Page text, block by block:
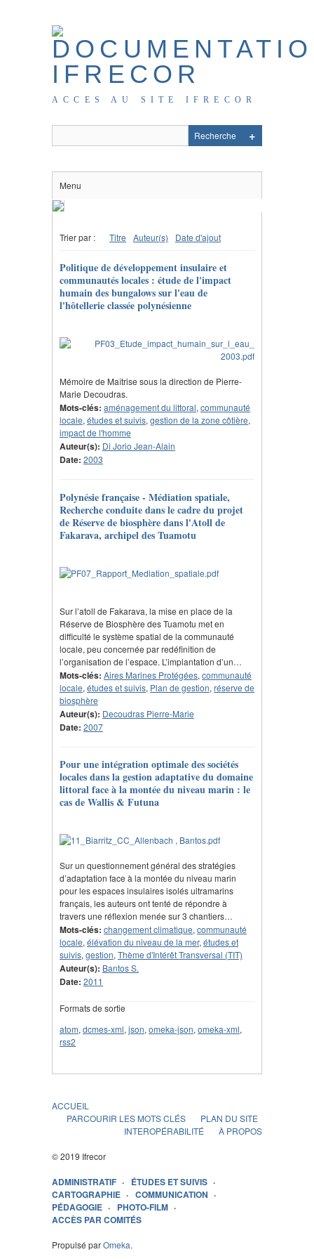
ACCES AU SITE IFRECOR
Menu
Trier par : Titre Auteur(s) Date d'ajout
Politique de développement insulaire et
communautés locales : étude de l'impact
humain des bungalows sur l'eau de
l'hôtellerie classée polynésienne
Mémoire de Maîtrise sous la direction de Pierre-
Marie Decoudras.
Mots-clés: aménagement du littoral, communauté
locale, études et suivis, gestion de la zone côtière,
impact de l'homme
Auteur(s): Di Jorio Jean-Alain
Date: 2003
Polynésie française - Médiation spatiale,
Recherche conduite dans le cadre du projet
de Réserve de biosphère dans l'Atoll de
Fakarava, archipel des Tuamotu
Sur l’atoll de Fakarava, la mise en place de la
Réserve de Biosphère des Tuamotu met en
difficulté le système spatial de la communauté
locale, peu concernée par redéfinition de
l’organisation de l’espace. L’implantation d’un…
Mots-clés: Aires Marines Protégées, communauté
locale, études et suivis, Plan de gestion, réserve de
biosphère
Auteur(s): Decoudras Pierre-Marie
Date: 2007
Pour une intégration optimale des sociétés
locales dans la gestion adaptative du domaine
littoral face à la montée du niveau marin : le
cas de Wallis & Futuna
Sur un questionnement général des stratégies
d’adaptation face à la montée du niveau marin
pour les espaces insulaires isolés ultramarins
français, les auteurs ont tenté de répondre à
travers une réflexion menée sur 3 chantiers…
Mots-clés: changement climatique, communauté
locale, élévation du niveau de la mer, études et
suivis, gestion, Thème d'Intérêt Transversal (TIT)
Auteur(s): Bantos S.
Date: 2011
Formats de sortie
atom, dcmes-xml, json, omeka-json, omeka-xml,
rss2
ACCUEIL
PARCOURIR LES MOTS CLÉS
PLAN DU SITE
INTEROPÉRABILITÉ
À PROPOS
© 2019 Ifrecor
ADMINISTRATIF
ÉTUDES ET SUIVIS
CARTOGRAPHIE
COMMUNICATION
PÉDAGOGIE
PHOTO-FILM
ACCÈS PAR COMITÉS
Propulsé parOmeka.